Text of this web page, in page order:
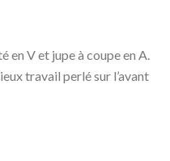
en V et jupe à coupe en A.
travail perlé sur l’avant